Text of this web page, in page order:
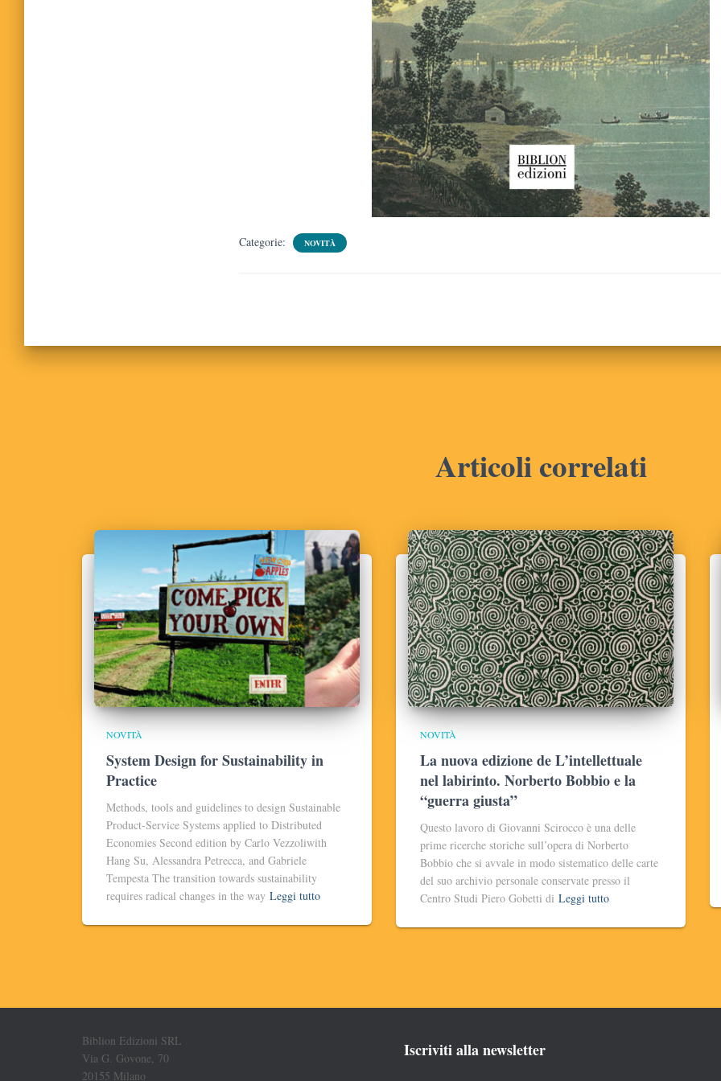
Categorie: NOVITÀ
Articoli correlati
NOVITÀ
System Design for Sustainability in
Practice
Methods, tools and guidelines to design Sustainable
Product-Service Systems applied to Distributed
Economies Second edition by Carlo Vezzoliwith
Hang Su, Alessandra Petrecca, and Gabriele
Tempesta The transition towards sustainability
requires radical changes in the way Leggi tutto
NOVITÀ
La nuova edizione de L’intellettuale
nel labirinto. Norberto Bobbio e la
“guerra giusta”
Questo lavoro di Giovanni Scirocco è una delle
prime ricerche storiche sull’opera di Norberto
Bobbio che si avvale in modo sistematico delle carte
del suo archivio personale conservate presso il
Centro Studi Piero Gobetti di Leggi tutto
Biblion Edizioni SRL
Via G. Govone, 70
20155 Milano
Iscriviti alla newsletter